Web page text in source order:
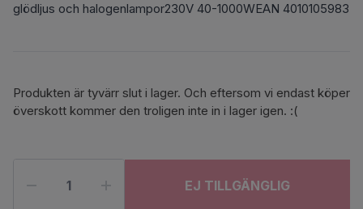
glödljus och halogenlampor230V 40-1000WEAN 4010105983
Produkten är tyvärr slut i lager. Och eftersom vi endast köper
överskott kommer den troligen inte in i lager igen. :(
EJ TILLGÄNGLIG